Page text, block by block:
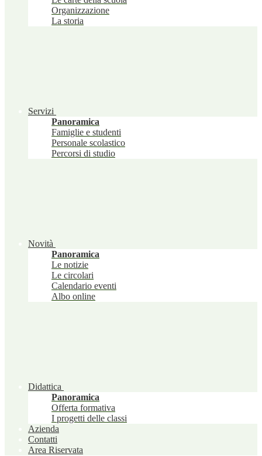
Organizzazione
La storia
Servizi
Panoramica
Famiglie e studenti
Personale scolastico
Percorsi di studio
Novità
Panoramica
Le notizie
Le circolari
Calendario eventi
Albo online
Didattica
Panoramica
Offerta formativa
I progetti delle classi
Azienda
Contatti
Area Riservata